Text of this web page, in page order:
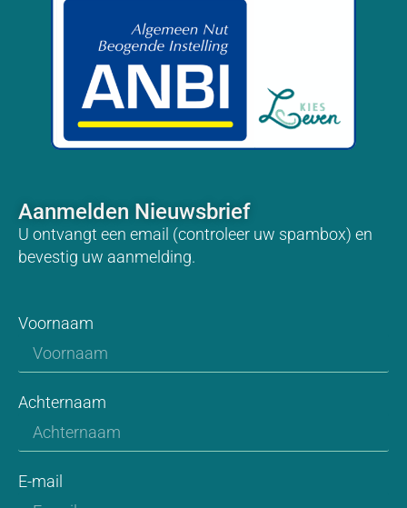
Aanmelden Nieuwsbrief
U ontvangt een email (controleer uw spambox) en
bevestig uw aanmelding.
Voornaam
Achternaam
E-mail